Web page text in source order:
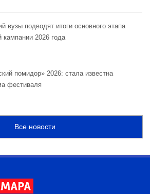
вузы подводят итоги основного этапа
кампании 2026 года
помидор» 2026: стала известна
фестиваля
Все новости